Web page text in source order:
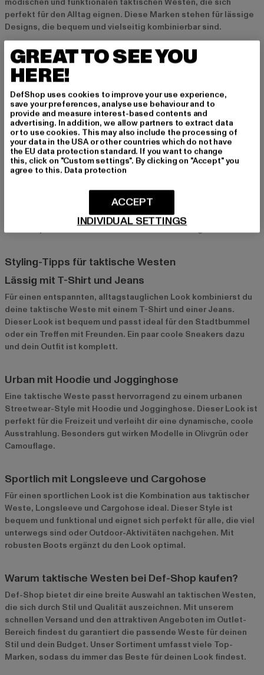
perfekt für den Alltag eignen. Diese Marken stehen für lässige
Designs, die bequem und vielseitig kombinierbar sind.
Alpha Industries und Carhartt: Robuste Qualität für
Outdoor und Streetwear
Für robuste, strapazierfähige Westen sindAlpha Industries
Carharttdie idealen Marken. Diese Westen sind perfekt für
alle, die eine langlebige und funktionale Weste suchen, die
sowohl für Outdoor-Aktivitäten als auch für den urbanen Look
geeignet ist.
Def und Dickies: Funktionalität zum fairen Preis
bieten taktische Westen zu einem fairen Preis
und vereinen Funktionalität mit stilvollem Design. Diese Marken
stehen für gute Qualität und ein modisches Erscheinungsbild,
das sich perfekt in deine Streetwear-Looks integriert.
Styling-Tipps für taktische Westen
Lässig mit T-Shirt und Jeans
Für einen entspannten, alltagstauglichen Look kombinierst du
deine taktische Weste mit einem T-Shirt und einer Jeans.
Dieser Look ist bequem und passt ideal für den Stadtbummel
oder ein Treffen mit Freunden. Ein paar coole Sneakers dazu
und dein Outfit ist komplett.
Urban mit Hoodie und Jogginghose
Eine taktische Weste passt hervorragend zu einem urbanen
Streetwear-Style mit Hoodie und Jogginghose. Dieser Look ist
perfekt für die Freizeit und verleiht dir eine dynamische, coole
Ausstrahlung. Besonders gut wirken Modelle in Olivgrün oder
Camouflage.
Sportlich mit Longsleeve und Cargohose
Für einen sportlichen Look ist die Kombination aus taktischer
Weste, Longsleeve und Cargohose ideal. Dieser Style ist
bequem und funktional und eignet sich perfekt für alle, die viel
unterwegs sind oder Outdoor-Aktivitäten nachgehen. Mit
robusten Boots ergänzt du den Look optimal.
Warum taktische Westen bei Def-Shop kaufen?
Def-Shop bietet dir eine breite Auswahl an taktischen Westen,
die sich durch Stil und Qualität auszeichnen. Mit unserem
schnellen Versand und den attraktiven Angeboten im Outlet-
Bereich findest du garantiert die passende Weste für deinen
Stil und dein Budget. Unser Sortiment umfasst viele Top-
Marken, sodass du immer das Beste für deinen Look findest.
GREAT TO SEE YOU
HERE!
DefShop uses cookies to improve your use experience,
save your preferences, analyse use behaviour and to
provide and measure interest-based contents and
advertising. In addition, we allow partners to extract data
or to use cookies. This may also include the processing of
your data in the USA or other countries which do not have
the EU data protection standard. If you want to change
this, click on "Custom settings". By clicking on "Accept" you
agree to this. Data protection
INDIVIDUAL SETTINGS
ACCEPT